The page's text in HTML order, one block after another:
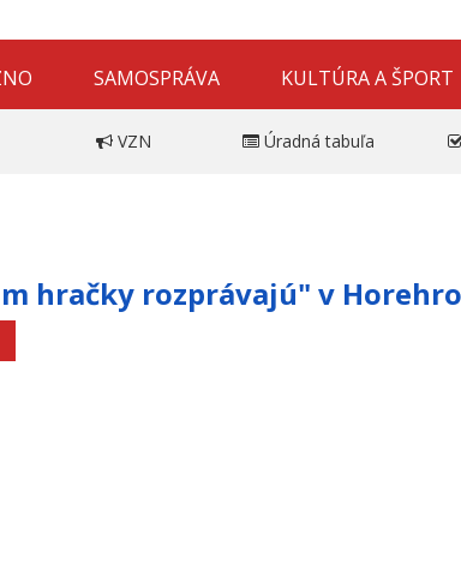
SAMOSPRÁVA KULTÚRA A ŠPORT
VZN Úradná tabuľa
hračky rozprávajú" v